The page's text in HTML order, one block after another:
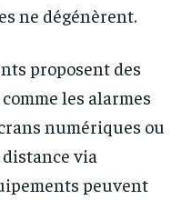
ne dégénèrent.
proposent des
les alarmes
numériques ou
via
peuvent